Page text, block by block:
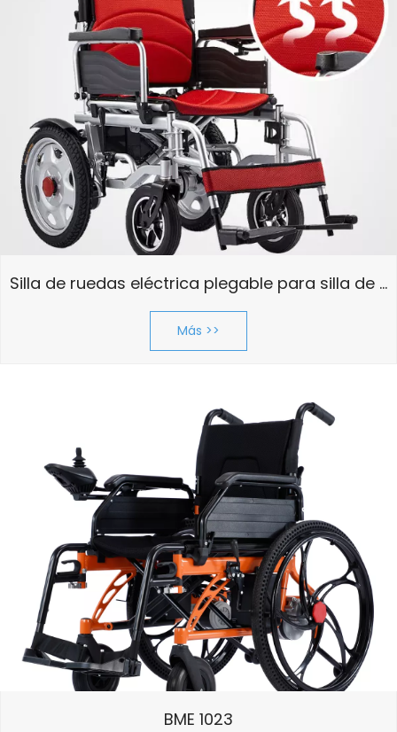
Ajuste personalizado:
ancho y color
Servicios de soluciones
avanzadas
Inspirándonos en la precisión de la mecánica
alemana y el diseño japonés, creamos
Silla de ruedas eléctrica plegable para silla de ruedas para personas mayores
Más >>
BME 1023